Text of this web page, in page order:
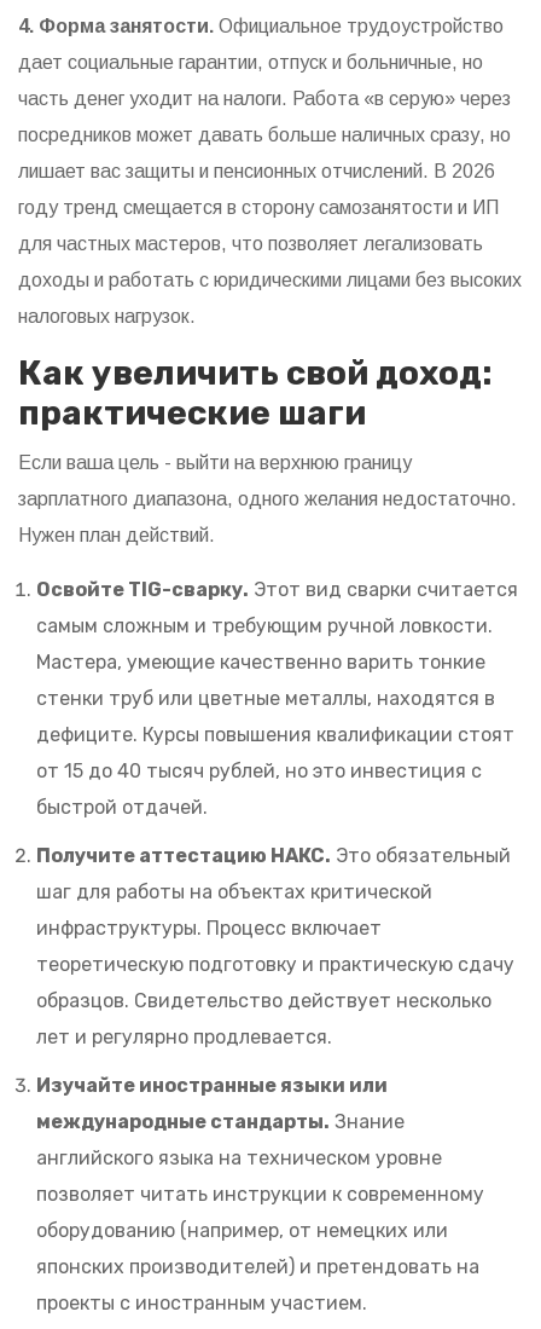
4. Форма занятости. Официальное трудоустройство
дает социальные гарантии, отпуск и больничные, но
часть денег уходит на налоги. Работа «в серую» через
посредников может давать больше наличных сразу, но
лишает вас защиты и пенсионных отчислений. В 2026
году тренд смещается в сторону самозанятости и ИП
для частных мастеров, что позволяет легализовать
доходы и работать с юридическими лицами без высоких
налоговых нагрузок.
Как увеличить свой доход:
практические шаги
Если ваша цель - выйти на верхнюю границу
зарплатного диапазона, одного желания недостаточно.
Нужен план действий.
Освойте TIG-сварку. Этот вид сварки считается
самым сложным и требующим ручной ловкости.
Мастера, умеющие качественно варить тонкие
стенки труб или цветные металлы, находятся в
дефиците. Курсы повышения квалификации стоят
от 15 до 40 тысяч рублей, но это инвестиция с
быстрой отдачей.
Получите аттестацию НАКС. Это обязательный
шаг для работы на объектах критической
инфраструктуры. Процесс включает
теоретическую подготовку и практическую сдачу
образцов. Свидетельство действует несколько
лет и регулярно продлевается.
Изучайте иностранные языки или
международные стандарты. Знание
английского языка на техническом уровне
позволяет читать инструкции к современному
оборудованию (например, от немецких или
японских производителей) и претендовать на
проекты с иностранным участием.